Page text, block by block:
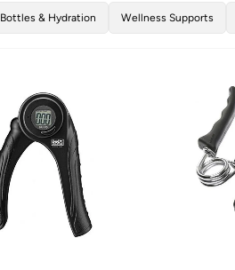
Wellness Supports
Bottles & Hydration